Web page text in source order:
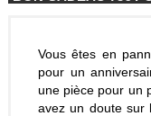
Vous êtes en
pour un
une pièce pour un
avez un doute sur